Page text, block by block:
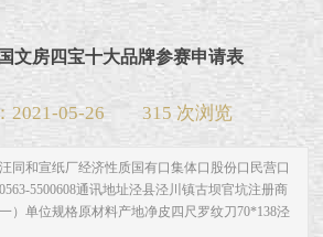
文房四宝十大品牌参赛申请表
2021-05-26 315 次浏览
同和宣纸厂经济性质国有口集体口股份口民营口
5500608通讯地址泾县泾川镇古坝官坑注册商
）单位规格原材料产地净皮四尺罗纹刀70*138泾